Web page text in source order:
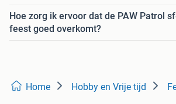
Hoe zorg ik ervoor dat de PAW Patrol
feest goed overkomt?
Home Hobby en Vrije tijd